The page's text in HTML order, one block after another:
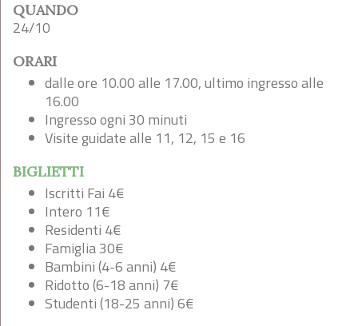
QUANDO
24/10
ORARI
dalle ore 10.00 alle 17.00, ultimo ingresso alle
16.00
Ingresso ogni 30 minuti
Visite guidate alle 11, 12, 15 e 16
BIGLIETTI
Iscritti Fai 4€
Intero 11€
Residenti 4€
Famiglia 30€
Bambini (4-6 anni) 4€
Ridotto (6-18 anni) 7€
Studenti (18-25 anni) 6€